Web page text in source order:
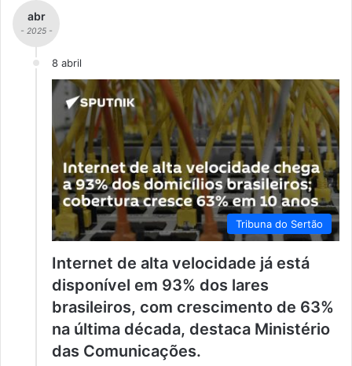
abr
- 2025 -
8 abril
Tribuna do Sertão
Internet de alta velocidade já está
disponível em 93% dos lares
brasileiros, com crescimento de 63%
na última década, destaca Ministério
das Comunicações.